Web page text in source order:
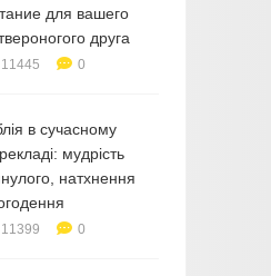
для вашего
друга
11445 0
в сучасному
мудрість
натхнення
11399 0